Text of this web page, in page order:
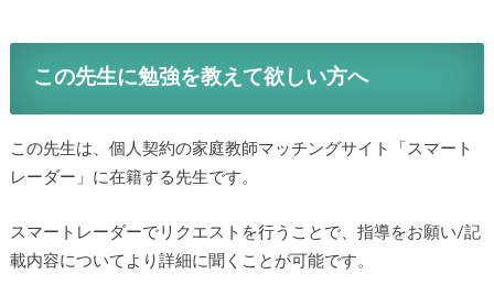
この先生に勉強を教えて欲しい方へ
この先生は、個人契約の家庭教師マッチングサイト「スマート
レーダー」に在籍する先生です。
スマートレーダーでリクエストを行うことで、指導をお願い/記
載内容についてより詳細に聞くことが可能です。